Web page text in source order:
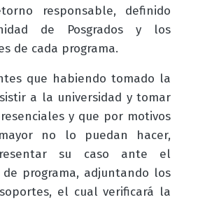
responsable, definido
de Posgrados y los
de cada programa.
que habiendo tomado la
a la universidad y tomar
y que por motivos
no lo puedan hacer,
su caso ante el
de programa, adjuntando los
el cual verificará la